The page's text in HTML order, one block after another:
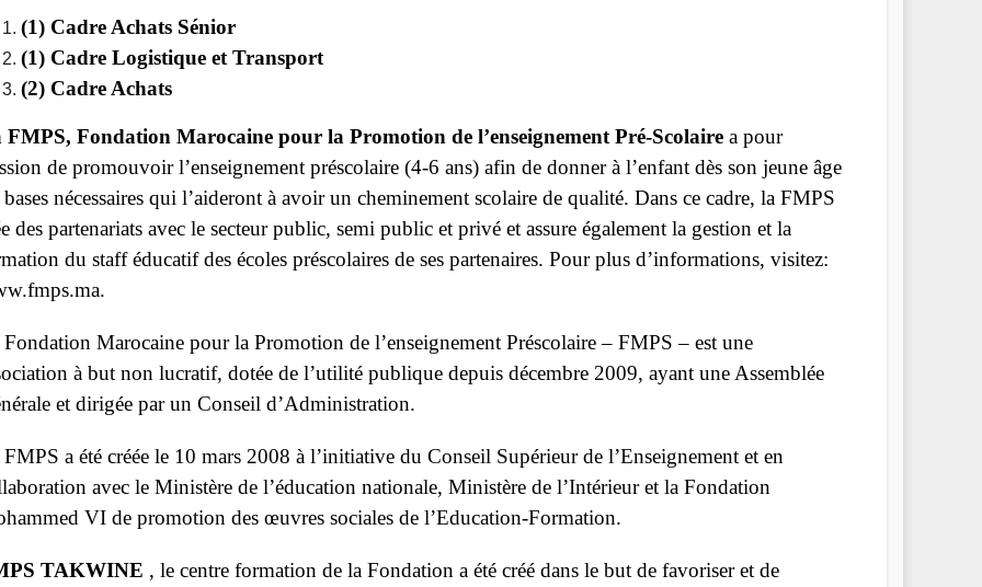
(1) Cadre Achats Sénior
(1) Cadre Logistique et Transport
(2) Cadre Achats
FMPS, Fondation Marocaine pour la Promotion de l’enseignement Pré-Scolaire a pour
de promouvoir l’enseignement préscolaire (4-6 ans) afin de donner à l’enfant dès son jeune âge
bases nécessaires qui l’aideront à avoir un cheminement scolaire de qualité. Dans ce cadre, la FMPS
des partenariats avec le secteur public, semi public et privé et assure également la gestion et la
du staff éducatif des écoles préscolaires de ses partenaires. Pour plus d’informations, visitez:
Marocaine pour la Promotion de l’enseignement Préscolaire – FMPS – est une
à but non lucratif, dotée de l’utilité publique depuis décembre 2009, ayant une Assemblée
et dirigée par un Conseil d’Administration.
a été créée le 10 mars 2008 à l’initiative du Conseil Supérieur de l’Enseignement et en
avec le Ministère de l’éducation nationale, Ministère de l’Intérieur et la Fondation
VI de promotion des œuvres sociales de l’Education-Formation.
TAKWINE , le centre formation de la Fondation a été créé dans le but de favoriser et de